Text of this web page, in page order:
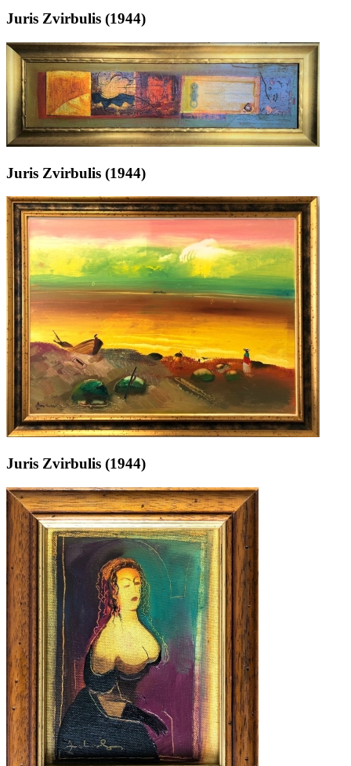
Juris Zvirbulis (1944)
Juris Zvirbulis (1944)
Juris Zvirbulis (1944)